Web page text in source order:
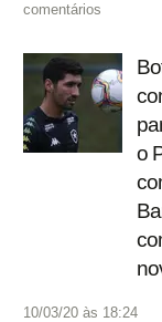
comentários
o
10/03/20 às 18:24